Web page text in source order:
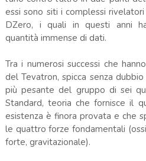
essi sono siti i complessi
DZero, i quali in questi anni
quantità immense di dati.
Tra i numerosi successi che
del Tevatron, spicca senza
più pesante del gruppo di sei
Standard, teoria che fornisce il
esistenza è finora provata e che
le quattro forze fondamentali
forte, gravitazionale).